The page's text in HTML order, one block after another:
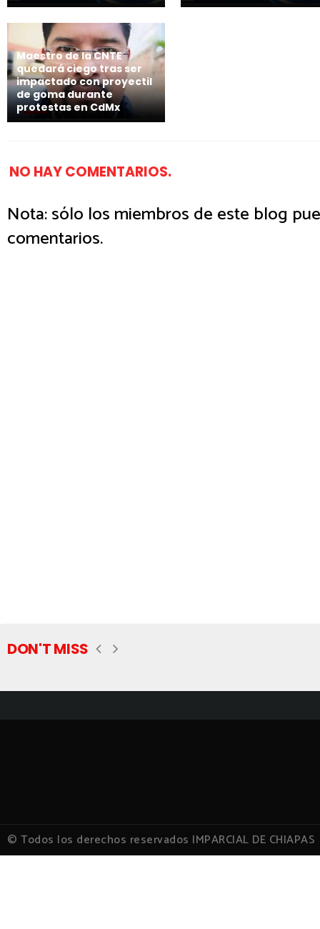
Maestro de la CNTE
quedará ciego tras ser
impactado con proyectil
de goma durante
protestas en CdMx
NO HAY COMENTARIOS.
Nota: sólo los miembros de este blog
comentarios.
DON'T MISS
© Todos los derechos reservados IMPARCIAL DE CHIAPAS